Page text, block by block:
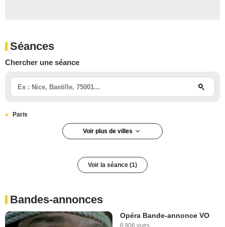
Séances
Chercher une séance
Paris
Voir plus de villes
Voir la séance (1)
Bandes-annonces
Opéra Bande-annonce VO
6 906 vues